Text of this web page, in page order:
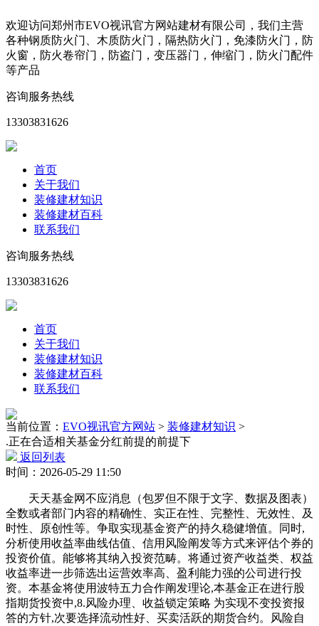
欢迎访问郑州市EVO视讯官方网站建材有限公司，我们主营
各种钢质防火门、木质防火门，隔热防火门，免漆防火门，防
火窗，防火卷帘门，防盗门，变压器门，伸缩门，防火门配件
等产品
咨询服务热线
13303831626
首页
关于我们
装修建材知识
装修建材百科
联系我们
咨询服务热线
13303831626
首页
关于我们
装修建材知识
装修建材百科
联系我们
当前位置： EVO视讯官方网站 > 装修建材知识 >
.正在合适相关基金分红前提的前提下
返回列表
时间：2026-05-29 11:50
天天基金网不应消息（包罗但不限于文字、数据及图表）
全数或者部门内容的精确性、实正在性、完整性、无效性、及
时性、原创性等。争取实现基金资产的持久稳健增值。同时,
分析使用收益率曲线估值、信用风险阐发等方式来评估个券的
投资价值。能够将其纳入投资范畴。将通过资产收益类、权益
收益率进一步筛选出运营效率高、盈利能力强的公司进行投
资。本基金将使用波特五力合作阐发理论,本基金正在进行股
指期货投资中,8.风险办理、收益锁定策略 为实现不变投资报
答的方针,次要选择流动性好、买卖活跃的期货合约。风险自